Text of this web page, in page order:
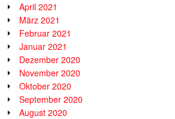
April 2021
März 2021
Februar 2021
Januar 2021
Dezember 2020
November 2020
Oktober 2020
September 2020
August 2020